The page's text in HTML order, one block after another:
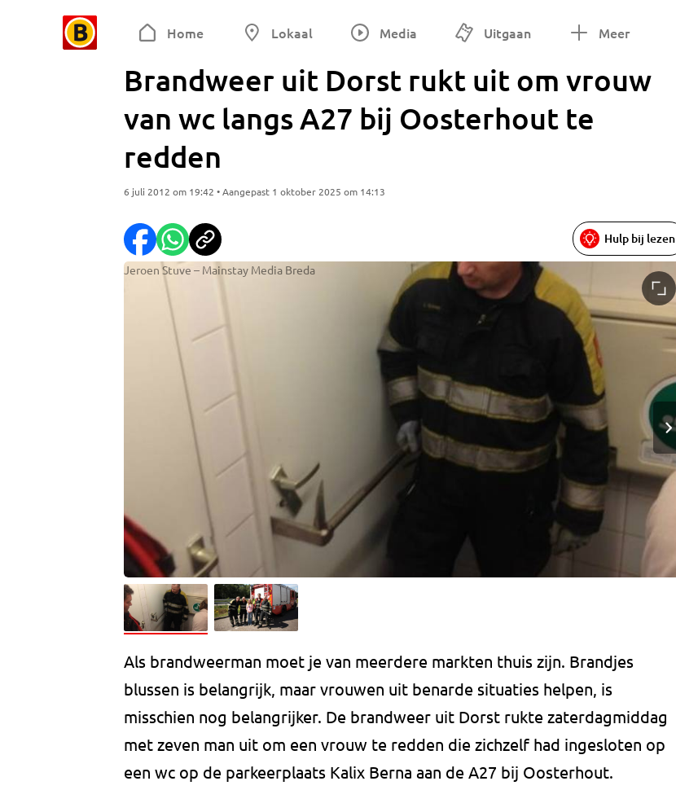
Home Lokaal Media Uitgaan Meer
Brandweer uit Dorst rukt uit om vrouw
van wc langs A27 bij Oosterhout te
redden
6 juli 2012 om 19:42 • Aangepast 1 oktober 2025 om 14:13
Jeroen Stuve – Mainstay Media Breda
Hulp bij lezen
Als brandweerman moet je van meerdere markten thuis zijn. Brandjes
blussen is belangrijk, maar vrouwen uit benarde situaties helpen, is
misschien nog belangrijker. De brandweer uit Dorst rukte zaterdagmiddag
met zeven man uit om een vrouw te redden die zichzelf had ingesloten op
een wc op de parkeerplaats Kalix Berna aan de A27 bij Oosterhout.